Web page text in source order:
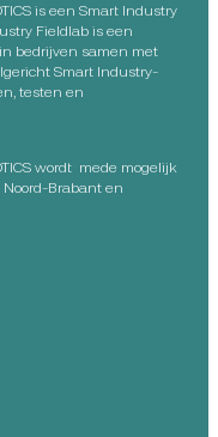
is een Smart Industry
Fieldlab is een
bedrijven samen met
Smart Industry-
testen en
wordt mede mogelijk
Brabant en